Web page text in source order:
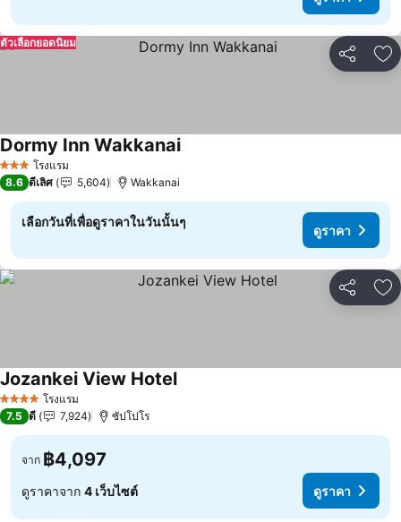
แชร์ เ
ตัวเลือกยอดนิยม
3 ดาว โรงแรม
Dormy Inn Wakkanaiดูราคา
8.6 ดีเลิศ 5,604 Wakkanai
เลือกวันที่เพื่อดูราคาในวันนั้นๆ
ดูราคา
แชร์ เ
4 ดาว โรงแรม
Jozankei View Hotelดูราคา
7.5 ดี 7,924 ซัปโปโร
จาก ฿4,097
ดูราคาจาก 4 เว็บไซต์ ดูราคา